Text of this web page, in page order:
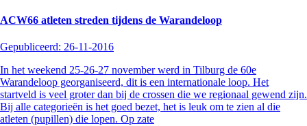
ACW66 atleten streden tijdens de Warandeloop
Gepubliceerd: 26-11-2016
In het weekend 25-26-27 november werd in Tilburg de 60e
Warandeloop georganiseerd, dit is een internationale loop. Het
startveld is veel groter dan bij de crossen die we regionaal gewend zijn.
Bij alle categorieën is het goed bezet, het is leuk om te zien al die
atleten (pupillen) die lopen. Op zate